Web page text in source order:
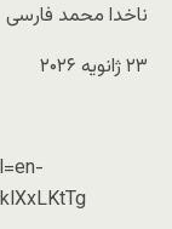
ناخدا محمد فارسی
۲۳ ژانویه ۲۰۲۶